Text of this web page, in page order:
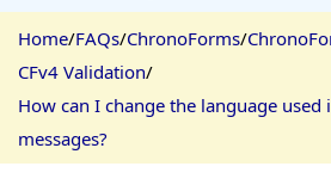
Home/FAQs/ChronoForms/
CFv4 Validation/
How can I change the language used
messages?